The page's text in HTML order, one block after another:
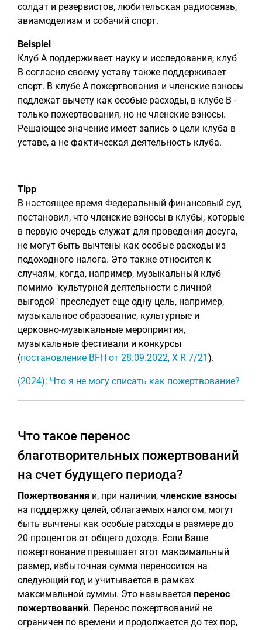
солдат и резервистов, любительская радиосвязь,
авиамоделизм и собачий спорт.
Beispiel
Клуб A поддерживает науку и исследования, клуб
B согласно своему уставу также поддерживает
спорт. В клубе A пожертвования и членские взносы
подлежат вычету как особые расходы, в клубе B -
только пожертвования, но не членские взносы.
Решающее значение имеет запись о цели клуба в
уставе, а не фактическая деятельность клуба.
Tipp
В настоящее время Федеральный финансовый суд
постановил, что членские взносы в клубы, которые
в первую очередь служат для проведения досуга,
не могут быть вычтены как особые расходы из
подоходного налога. Это также относится к
случаям, когда, например, музыкальный клуб
помимо "культурной деятельности с личной
выгодой" преследует еще одну цель, например,
музыкальное образование, культурные и
церковно-музыкальные мероприятия,
музыкальные фестивали и конкурсы
(постановление BFH от 28.09.2022, X R 7/21).
(2024): Что я не могу списать как пожертвование?
Что такое перенос
благотворительных пожертвований
на счет будущего периода?
Пожертвования и, при наличии, членские взносы
на поддержку целей, облагаемых налогом, могут
быть вычтены как особые расходы в размере до
20 процентов от общего дохода. Если Ваше
пожертвование превышает этот максимальный
размер, избыточная сумма переносится на
следующий год и учитывается в рамках
максимальной суммы. Это называется перенос
пожертвований. Перенос пожертвований не
ограничен по времени и продолжается до тех пор,